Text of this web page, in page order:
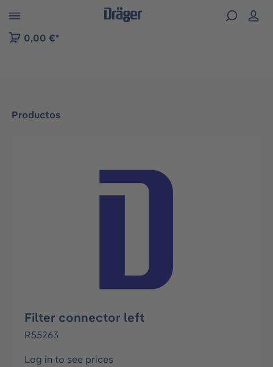
to B2B platform navigation
0,00 €*
Productos
Omitir galería de imágenes
Filter connector left
R55263
Log in to see prices